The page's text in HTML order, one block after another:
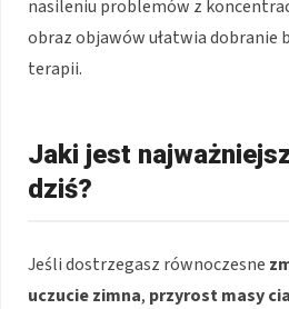
nasileniu problemów z
obraz objawów ułatwia dobranie
terapii.
Jaki jest
dziś?
Jeśli dostrzegasz równoczesne
uczucie zimna, przyrost masy